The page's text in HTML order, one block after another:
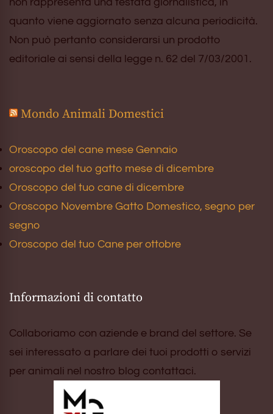
quanto viene aggiornato senza alcuna periodicità.
Non può pertanto considerarsi un prodotto
editoriale ai sensi della legge n. 62 del 7/03/2001.
Mondo Animali Domestici
Oroscopo del cane mese Gennaio
oroscopo del tuo gatto mese di dicembre
Oroscopo del tuo cane di dicembre
Oroscopo Novembre Gatto Domestico, segno per
segno
Oroscopo del tuo Cane per ottobre
Informazioni di contatto
Collaboriamo con aziende e brand del settore. Se
sei interessato a parlare dei tuoi prodotti o servizi
per animali nel nostro blog contattaci.